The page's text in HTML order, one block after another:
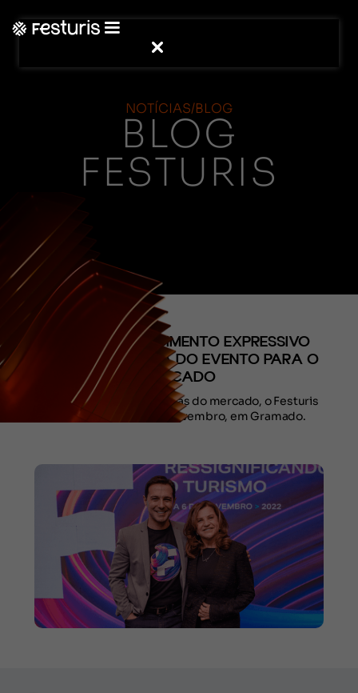
NOTÍCIAS/BLOG
BLOG
FESTURIS
(CONTEÚDO)
FESTURIS: CRESCIMENTO EXPRESSIVO
MOSTRA A FORÇA DO EVENTO PARA O
MERCADO
Atento às novas demandas do mercado, o Festuris
acontece de 3 a 6 de novembro, em Gramado.